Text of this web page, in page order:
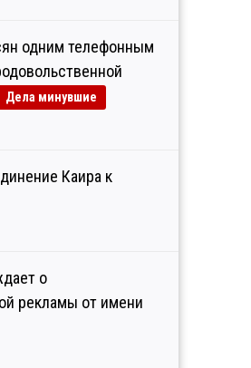
одним телефонным
Дела минувшие
Каира к
о
рекламы от имени